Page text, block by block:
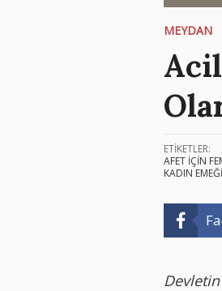
MEYDAN
ETİKETLER:
AFET İÇİN
KADIN EMEĞİ